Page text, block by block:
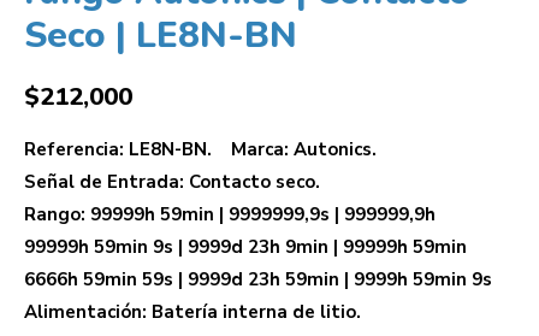
Seco | LE8N-BN
$212,000
Referencia: LE8N-BN. Marca: Autonics.
Señal de Entrada: Contacto seco.
Rango: 99999h 59min | 9999999,9s | 999999,9h
99999h 59min 9s | 9999d 23h 9min | 99999h 59min
6666h 59min 59s | 9999d 23h 59min | 9999h 59min 9s
Alimentación: Batería interna de litio.